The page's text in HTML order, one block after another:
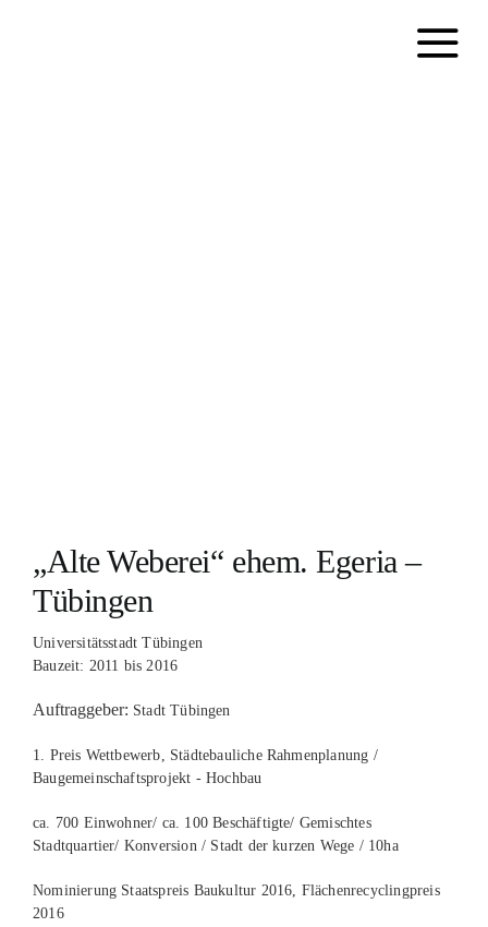
„Alte Weberei“ ehem. Egeria –
Tübingen
Universitätsstadt Tübingen
Bauzeit: 2011 bis 2016
Auftraggeber: Stadt Tübingen
1. Preis Wettbewerb, Städtebauliche Rahmenplanung /
Baugemeinschaftsprojekt - Hochbau
ca. 700 Einwohner/ ca. 100 Beschäftigte/ Gemischtes
Stadtquartier/ Konversion / Stadt der kurzen Wege / 10ha
Nominierung Staatspreis Baukultur 2016, Flächenrecyclingpreis
2016